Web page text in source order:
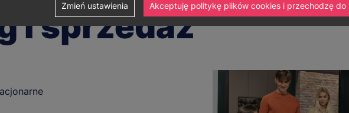
i sprzedaż
Zmień ustawienia Akceptuję politykę plików cookies i przechodzę do